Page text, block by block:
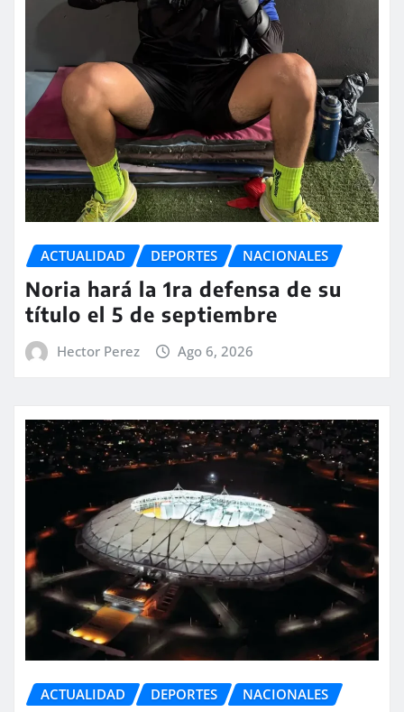
ACTUALIDAD DEPORTES NACIONALES
Noria hará la 1ra defensa de su
título el 5 de septiembre
Hector Perez Ago 6, 2026
ACTUALIDAD DEPORTES NACIONALES